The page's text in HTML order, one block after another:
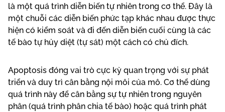
là một quá trình diễn biến tự nhiên trong cơ thể. Đây là
một chuỗi các diễn biến phức tạp khác nhau được thực
hiện có kiểm soát và đi đến diễn biến cuối cùng là các
tế bào tự hủy diệt (tự sát) một cách có chủ đích.
Apoptosis đóng vai trò cực kỳ quan trọng với sự phát
triển và duy trì cân bằng nội môi của mô. Cơ thể dùng
quá trình này để cân bằng sự tự nhiên trong nguyên
phân (quá trình phân chia tế bào) hoặc quá trình phát